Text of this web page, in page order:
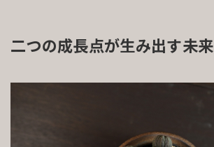
二つの成長点が生み出す未来